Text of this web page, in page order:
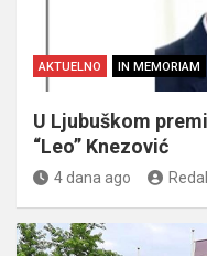
AKTUELNO IN MEMORIAM
U Ljubuškom
“Leo” Knezović
4 dana ago